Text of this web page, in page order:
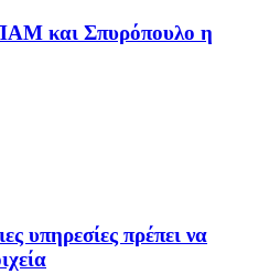
και Σπυρόπουλο η
υπηρεσίες πρέπει να